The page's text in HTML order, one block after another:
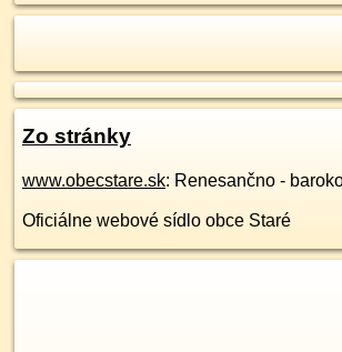
Zo stránky
www.obecstare.sk: Renesančno - barokový kaštieľ
Oficiálne webové sídlo obce Staré